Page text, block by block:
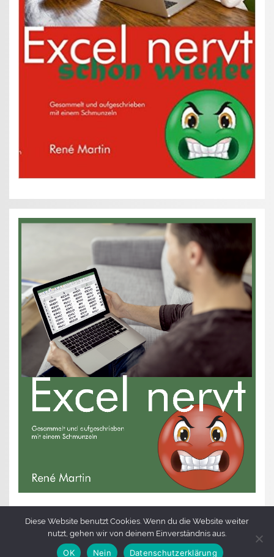
Diese Website benutzt Cookies. Wenn du die Website weiter
nutzt, gehen wir von deinem Einverständnis aus.
OK Nein Datenschutzerklärung